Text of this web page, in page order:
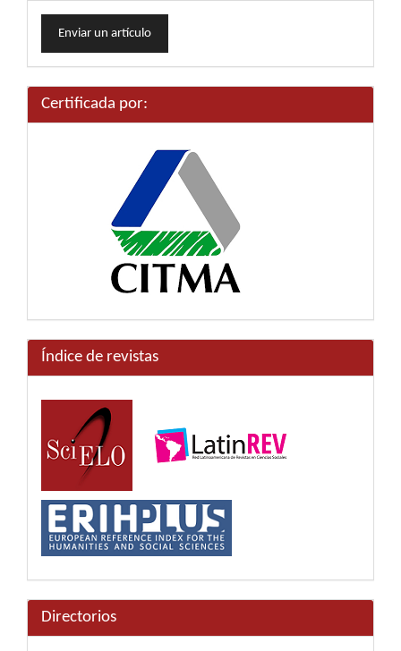
Enviar
unEnviar un artículo
Certificada por:
Índice de revistas
Directorios